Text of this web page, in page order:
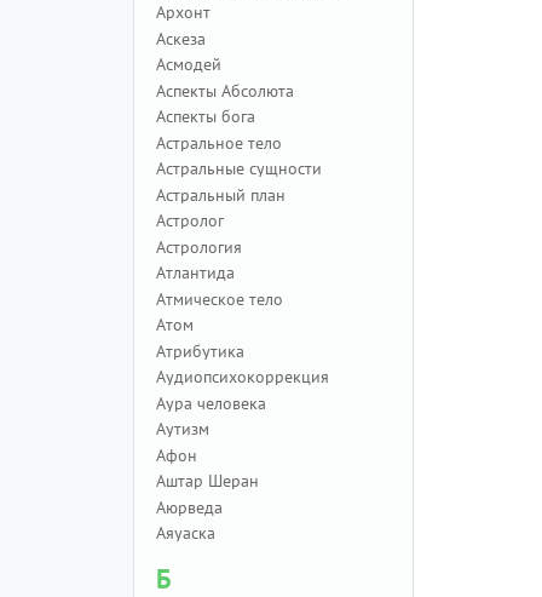
Архонт
Аскеза
Асмодей
Аспекты Абсолюта
Аспекты бога
Астральное тело
Астральные сущности
Астральный план
Астролог
Астрология
Атлантида
Атмическое тело
Атом
Атрибутика
Аудиопсихокоррекция
Аура человека
Аутизм
Афон
Аштар Шеран
Аюрведа
Аяуаска
Б